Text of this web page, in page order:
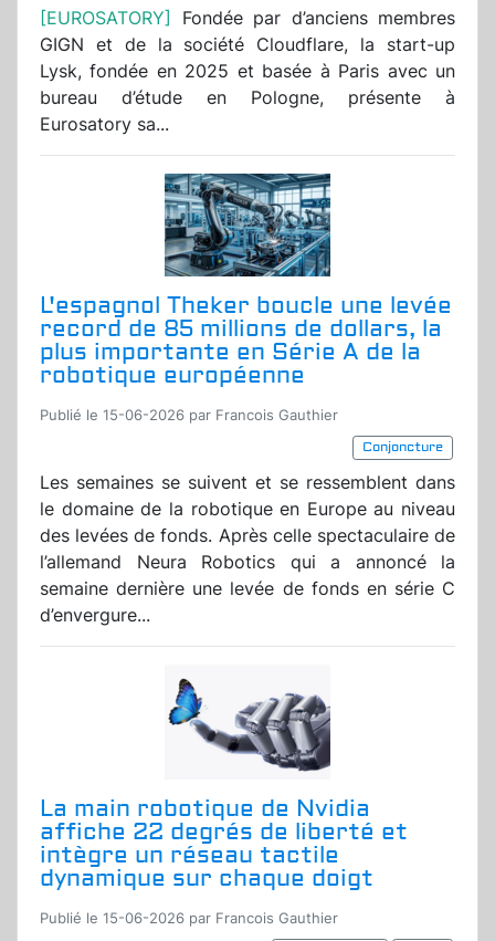
[EUROSATORY] Fondée par d’anciens membres
GIGN et de la société Cloudflare, la start-up
Lysk, fondée en 2025 et basée à Paris avec un
bureau d’étude en Pologne, présente à
Eurosatory sa...
L'espagnol Theker boucle une levée
record de 85 millions de dollars, la
plus importante en Série A de la
robotique européenne
Publié le 15-06-2026 par Francois Gauthier
Conjoncture
Les semaines se suivent et se ressemblent dans
le domaine de la robotique en Europe au niveau
des levées de fonds. Après celle spectaculaire de
l’allemand Neura Robotics qui a annoncé la
semaine dernière une levée de fonds en série C
d’envergure...
La main robotique de Nvidia
affiche 22 degrés de liberté et
intègre un réseau tactile
dynamique sur chaque doigt
Publié le 15-06-2026 par Francois Gauthier